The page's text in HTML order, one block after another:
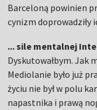
Barceloną powinien
cynizm doprowadziły
... sile mentalnej
Dyskutowałbym. Jak
Mediolanie było już
życiu nie był w polu
napastnika i prawą